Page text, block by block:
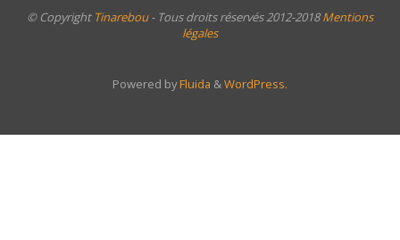
© Copyright Tinarebou- Tous droits réservés 2012-2018Mentions
légales
Powered byFluida &WordPress.